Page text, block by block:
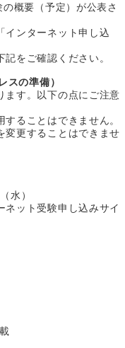
概要（予定）が公表さ
インターネット申し込
をご確認ください。
スの準備）
ます。以下の点にご注意
ることはできません。
更することはできませ
水）
ット受験申し込みサイ